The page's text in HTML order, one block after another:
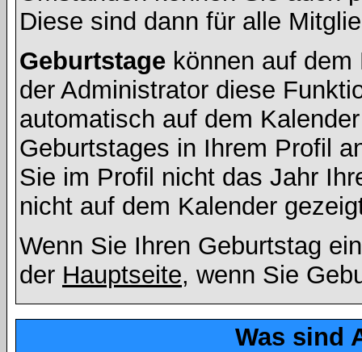
Diese sind dann für alle
Geburtstage können auf
der Administrator diese
automatisch auf dem
Geburtstages in Ihrem Profil
Sie im Profil nicht das Jahr
nicht auf dem Kalender
Wenn Sie Ihren Geburtstag
der Hauptseite, wenn Sie
Was sind